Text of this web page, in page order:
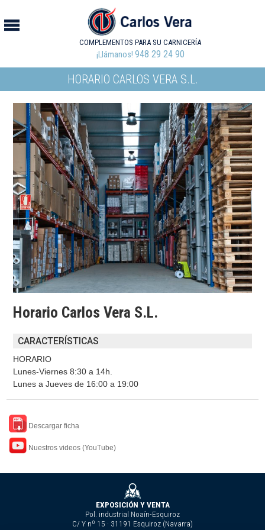
COMPLEMENTOS PARA SU CARNICERÍA
¡Llámanos! 948 29 24 90
HORARIO CARLOS VERA S.L.
Horario Carlos Vera S.L.
CARACTERÍSTICAS
HORARIO
Lunes-Viernes 8:30 a 14h.
Lunes a Jueves de 16:00 a 19:00
Descargar ficha
Nuestros videos (YouTube)
EXPOSICIÓN Y VENTA
Pol. industrial Noaín-Esquiroz
C/ Y nº 15 · 31191 Esquiroz (Navarra)